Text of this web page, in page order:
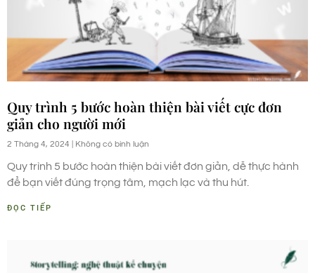
Quy trình 5 bước hoàn thiện bài viết cực đơn
giản cho người mới
2 Tháng 4, 2024 Không có bình luận
Quy trình 5 bước hoàn thiện bài viết đơn giản, dễ thực hành
để bạn viết đúng trọng tâm, mạch lạc và thu hút.
ĐỌC TIẾP